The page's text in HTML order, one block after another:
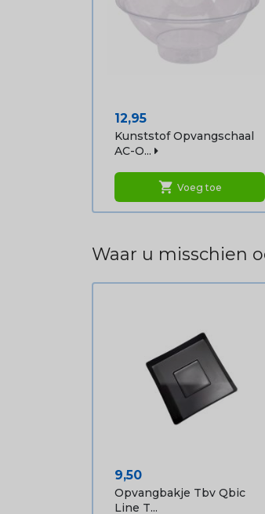
Prijs
12,95
Kunststof Opvangschaal
AC-O...
shopping_cart Voeg toe
Waar u misschien
Prijs
9,50
Opvangbakje Tbv Qbic
Line T...